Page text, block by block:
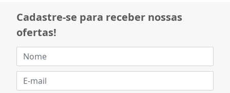
Cadastre-se para receber nossas
ofertas!